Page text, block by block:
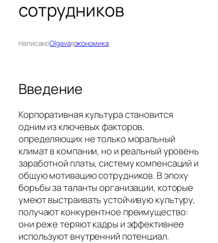
сотрудников
НаписаноOlgavaвэкономика
Введение
Корпоративная культура становится
одним из ключевых факторов,
определяющих не только моральный
климат в компании, но и реальный уровень
заработной платы, систему компенсаций и
общую мотивацию сотрудников. В эпоху
борьбы за таланты организации, которые
умеют выстраивать устойчивую культуру,
получают конкурентное преимущество:
они реже теряют кадры и эффективнее
используют внутренний потенциал.